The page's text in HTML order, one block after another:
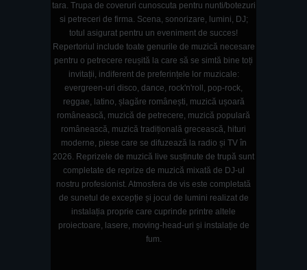
tara. Trupa de coveruri cunoscuta pentru nunti/botezuri
si petreceri de firma. Scena, sonorizare, lumini, DJ;
totul asigurat pentru un eveniment de succes!
Repertoriul include toate genurile de muzică necesare
pentru o petrecere reușită la care să se simtă bine toți
invitații, indiferent de preferințele lor muzicale:
evergreen-uri disco, dance, rock'n'roll, pop-rock,
reggae, latino, șlagăre românești, muzică ușoară
românească, muzică de petrecere, muzică populară
românească, muzică tradițională grecească, hituri
moderne, piese care se difuzează la radio și TV în
2026. Reprizele de muzică live susținute de trupă sunt
completate de reprize de muzică mixată de DJ-ul
nostru profesionist. Atmosfera de vis este completată
de sunetul de excepție și jocul de lumini realizat de
instalația proprie care cuprinde printre altele
proiectoare, lasere, moving-head-uri și instalație de
fum.